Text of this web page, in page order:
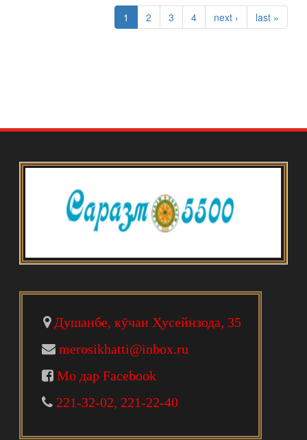
1 2 3 4 next › last »
Душанбе, кӯчаи Ҳусейнзода, 35
merosikhatti@inbox.ru
Мо дар Facebook
221-32-02, 221-22-40